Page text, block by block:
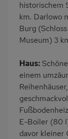
Küche
Mikrowelle
Nichtraucher
Wb/WC
Erdgeschoss
historischem
km. Darlowo
Burg
Museum) 3
Haus:
einem
E-Boiler (80
davor kleiner